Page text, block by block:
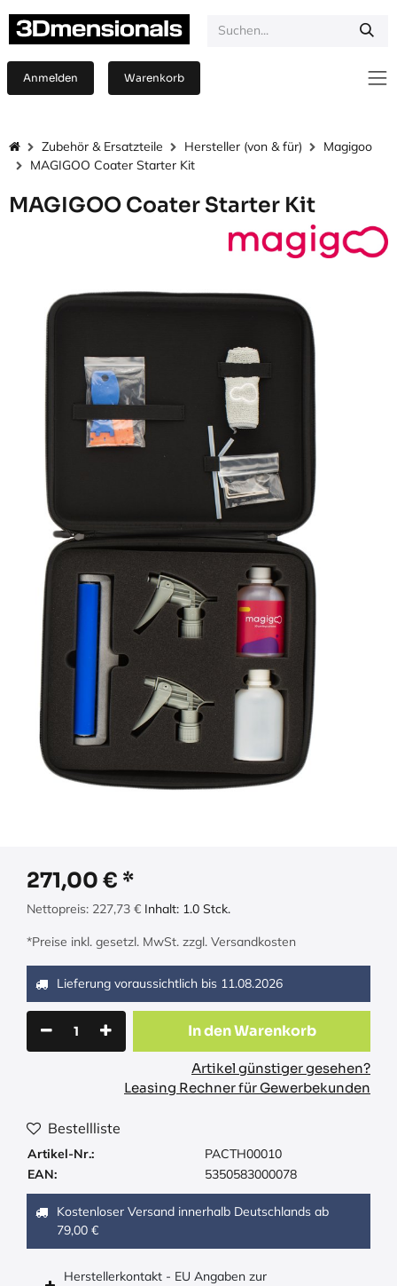
Anmelden Warenkorb
Zubehör & Ersatzteile Hersteller (von & für)
Magigoo
MAGIGOO Coater Starter Kit
MAGIGOO Coater Starter Kit
271,00 €
Nettopreis: 227,73 € Inhalt: 1.0 Stck.
*Preise inkl. gesetzl. MwSt. zzgl. Versandkosten
Lieferung voraussichtlich bis 11.08.2026
In den Warenkorb
Artikel günstiger gesehen?
Leasing Rechner für Gewerbekunden
Bestellliste
Artikel-Nr.:
PACTH00010
EAN:
5350583000078
Kostenloser Versand innerhalb Deutschlands ab
79,00 €
Herstellerkontakt - EU Angaben zur